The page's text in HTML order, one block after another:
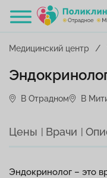
Медицинский центр
В Отрадном В
Цены Врачи
Эндокринолог – это